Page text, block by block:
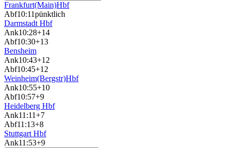
Frankfurt(Main)Hbf
Abf10:11pünktlich
Darmstadt Hbf
Ank10:28+14
Abf10:30+13
Bensheim
Ank10:43+12
Abf10:45+12
Weinheim(Bergstr)Hbf
Ank10:55+10
Abf10:57+9
Heidelberg Hbf
Ank11:11+7
Abf11:13+8
Stuttgart Hbf
Ank11:53+9